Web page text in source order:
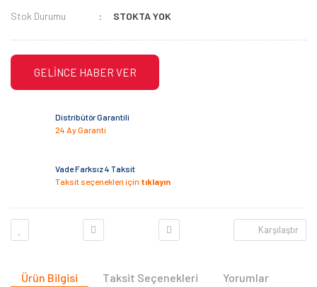
Stok Durumu
STOKTA YOK
GELİNCE HABER VER
Distribütör Garantili
24 Ay Garanti
Vade Farksız 4 Taksit
Taksit seçenekleri için tıklayın
Karşılaştır
Ürün Bilgisi Taksit Seçenekleri Yorumlar